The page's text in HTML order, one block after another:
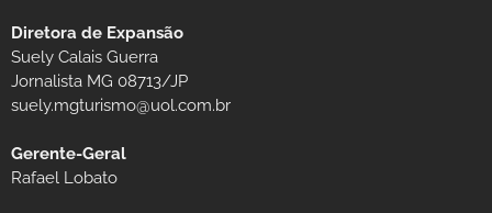
Diretora de Expansão
Suely Calais Guerra
Jornalista MG 08713/JP
suely.mgturismo@uol.com.br
Gerente-Geral
Rafael Lobato